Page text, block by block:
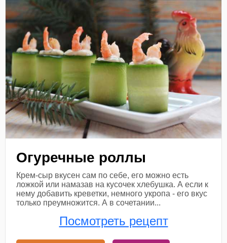
Огуречные роллы
Крем-сыр вкусен сам по себе, его можно есть
ложкой или намазав на кусочек хлебушка. А если к
нему добавить креветки, немного укропа - его вкус
только преумножится. А в сочетании...
Посмотреть рецепт